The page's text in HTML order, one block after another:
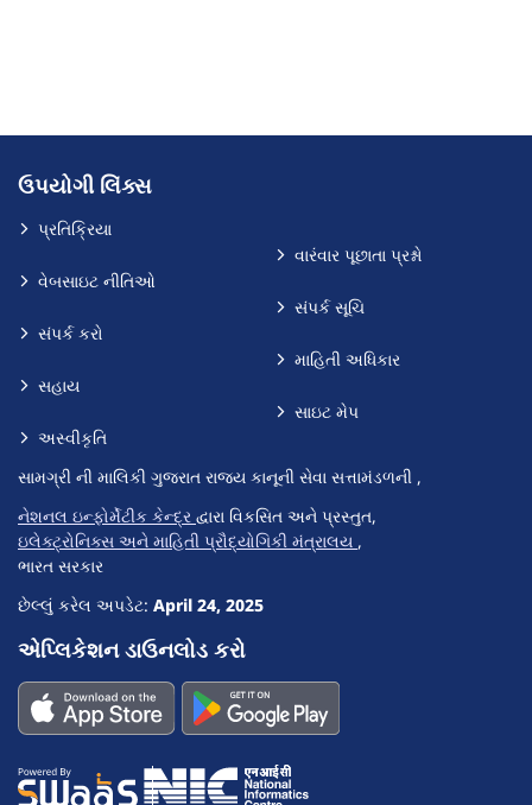
ઉપયોગી લિંક્સ
પ્રતિક્રિયા
વેબસાઇટ નીતિઓ
સંપર્ક કરો
સહાય
અસ્વીકૃતિ
વારંવાર પૂછાતા પ્રશ્નો
સંપર્ક સૂચિ
માહિતી અધિકાર
સાઇટ મેપ
સામગ્રી ની માલિકી ગુજરાત રાજ્ય કાનૂની સેવા સત્તામંડળની ,
નેશનલ ઇન્ફોર્મેટીક કેન્દ્ર દ્વારા વિકસિત અને પ્રસ્તુત,
ઇલેક્ટ્રોનિક્સ અને માહિતી પ્રૌદ્યોગિકી મંત્રાલય ,
ભારત સરકાર
છેલ્લું કરેલ અપડેટ: April 24, 2025
એપ્લિકેશન ડાઉનલોડ કરો